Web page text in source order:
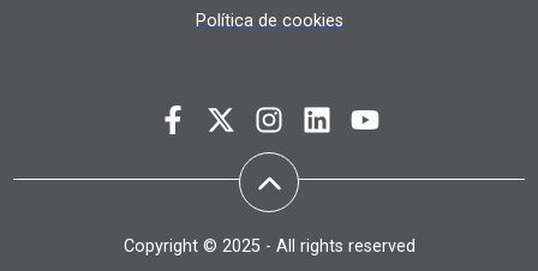
Política de cookies
Copyright © 2025 - All rights reserved